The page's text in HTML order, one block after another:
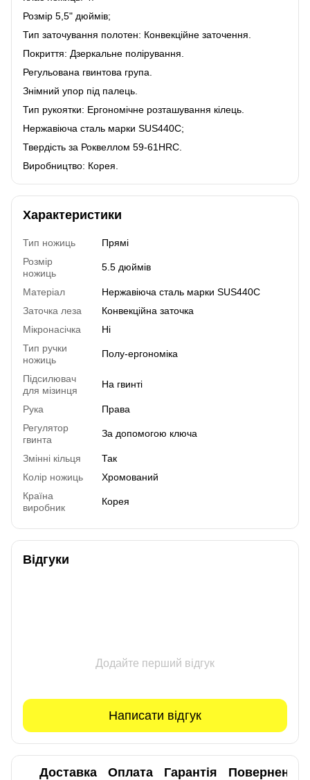
Розмір 5,5" дюймів;
Тип заточування полотен: Конвекційне заточення.
Покриття: Дзеркальне полірування.
Регульована гвинтова група.
Знімний упор під палець.
Тип рукоятки: Ергономічне розташування кілець.
Нержавіюча сталь марки SUS440С;
Твердість за Роквеллом 59-61HRC.
Виробництво: Корея.
Характеристики
Тип ножиць
Прямі
Розмір
ножиць
5.5 дюймів
Матеріал
Нержавіюча сталь марки SUS440С
Заточка леза
Конвекційна заточка
Мікронасічка
Ні
Тип ручки
ножиць
Полу-ергономіка
Підсилювач
для мізинця
На гвинті
Рука
Права
Регулятор
гвинта
За допомогою ключа
Змінні кільця
Так
Колір ножиць
Хромований
Країна
виробник
Корея
Відгуки
Додайте перший відгук
Написати відгук
Доставка Оплата Гарантія Повернення